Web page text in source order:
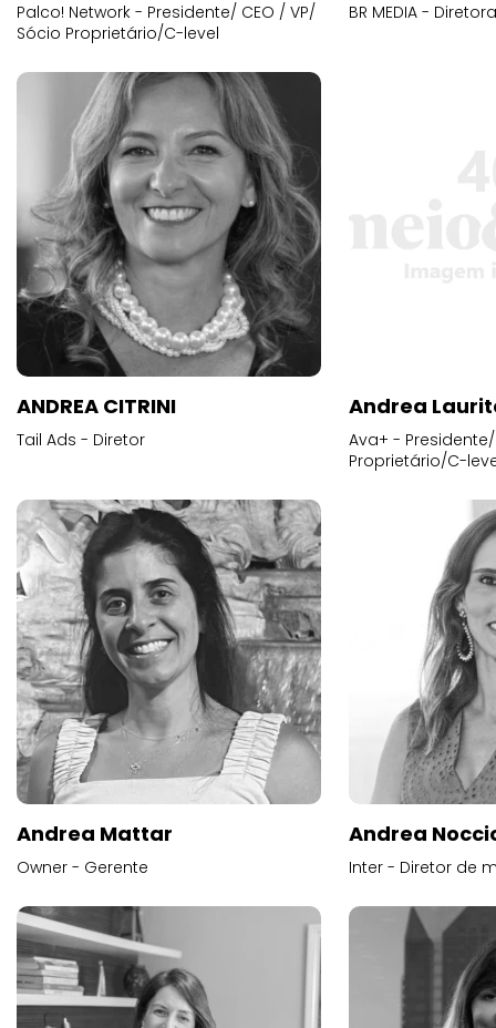
Palco! Network - Presidente/ CEO / VP/
Sócio Proprietário/C-level
BR MEDIA -
ANDREA CITRINI
Tail Ads - Diretor
Andrea
Ava+ -
Proprietário/C-
Andrea Mattar
Owner - Gerente
Andrea
Inter - Diretor de